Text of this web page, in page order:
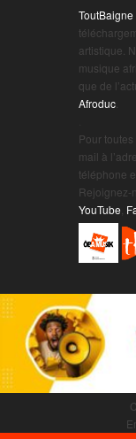
ToutBaigne
artistique.
musique
que de
Afroduc
Pour
mail à
téléphone
Rejoignez-
YouTube